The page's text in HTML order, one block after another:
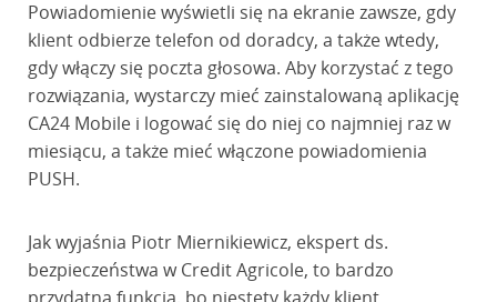
Powiadomienie wyświetli się na ekranie zawsze, gdy
klient odbierze telefon od doradcy, a także wtedy,
gdy włączy się poczta głosowa. Aby korzystać z tego
rozwiązania, wystarczy mieć zainstalowaną aplikację
CA24 Mobile i logować się do niej co najmniej raz w
miesiącu, a także mieć włączone powiadomienia
PUSH.
Jak wyjaśnia Piotr Miernikiewicz, ekspert ds.
bezpieczeństwa w Credit Agricole, to bardzo